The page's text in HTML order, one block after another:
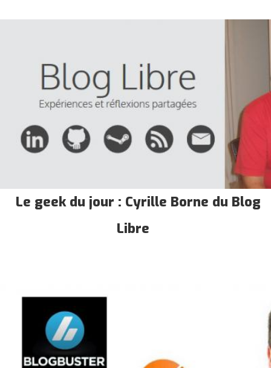
Le geek du jour : Cyrille Borne du Blog
Libre